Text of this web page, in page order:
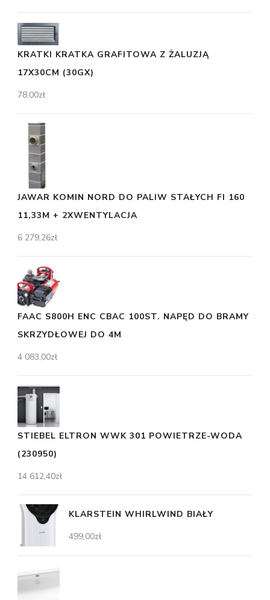
KRATKI KRATKA GRAFITOWA Z ŻALUZJĄ
17X30CM (30GX)
78,00zł
JAWAR KOMIN NORD DO PALIW STAŁYCH FI 160
11,33M + 2XWENTYLACJA
6 279,26zł
FAAC S800H ENC CBAC 100ST. NAPĘD DO BRAMY
SKRZYDŁOWEJ DO 4M
4 083,00zł
STIEBEL ELTRON WWK 301 POWIETRZE-WODA
(230950)
14 612,40zł
KLARSTEIN WHIRLWIND BIAŁY
499,00zł